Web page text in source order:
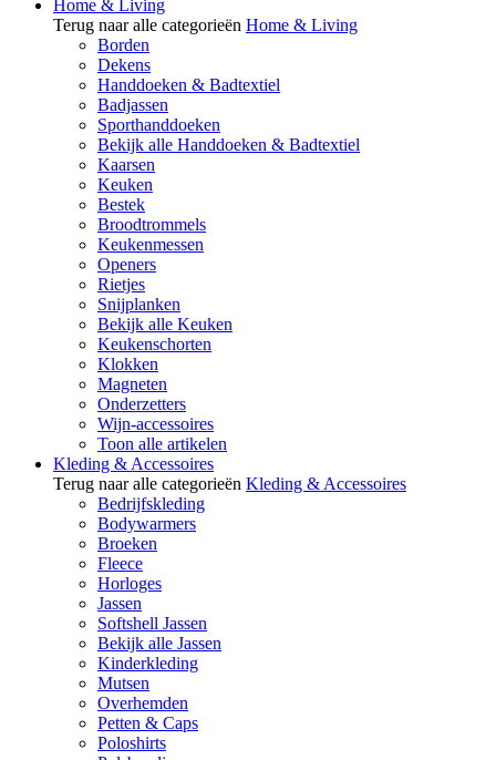
Home & Living
Terug naar alle categorieën Home & Living
Borden
Dekens
Handdoeken & Badtextiel
Badjassen
Sporthanddoeken
Bekijk alle Handdoeken & Badtextiel
Kaarsen
Keuken
Bestek
Broodtrommels
Keukenmessen
Openers
Rietjes
Snijplanken
Bekijk alle Keuken
Keukenschorten
Klokken
Magneten
Onderzetters
Wijn-accessoires
Toon alle artikelen
Kleding & Accessoires
Terug naar alle categorieën Kleding & Accessoires
Bedrijfskleding
Bodywarmers
Broeken
Fleece
Horloges
Jassen
Softshell Jassen
Bekijk alle Jassen
Kinderkleding
Mutsen
Overhemden
Petten & Caps
Poloshirts